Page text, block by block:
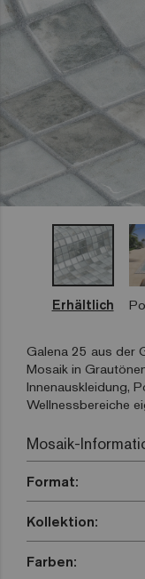
Erhältlich
Galena 25 aus der
Mosaik in
Innenauskleidung,
Wellnessbereiche
Mosaik-
Format:
Kollektion:
Farben: